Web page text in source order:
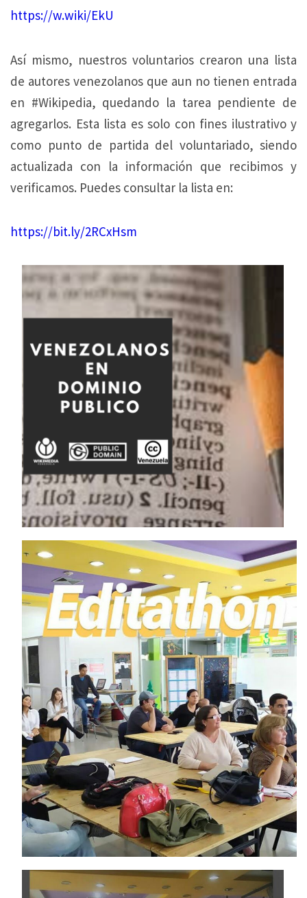
https://w.wiki/EkU
Así mismo, nuestros voluntarios crearon una lista
de autores venezolanos que aun no tienen entrada
en #Wikipedia, quedando la tarea pendiente de
agregarlos. Esta lista es solo con fines ilustrativo y
como punto de partida del voluntariado, siendo
actualizada con la información que recibimos y
verificamos. Puedes consultar la lista en:
https://bit.ly/2RCxHsm